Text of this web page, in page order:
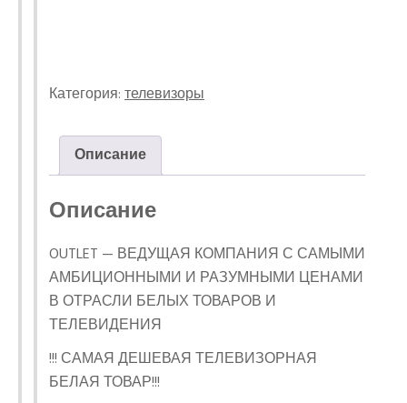
Категория:телевизоры
Описание
Описание
OUTLET — ВЕДУЩАЯ КОМПАНИЯ С САМЫМИ
АМБИЦИОННЫМИ И РАЗУМНЫМИ ЦЕНАМИ
В ОТРАСЛИ БЕЛЫХ ТОВАРОВ И
ТЕЛЕВИДЕНИЯ
!!! САМАЯ ДЕШЕВАЯ ТЕЛЕВИЗОРНАЯ
БЕЛАЯ ТОВАР!!!